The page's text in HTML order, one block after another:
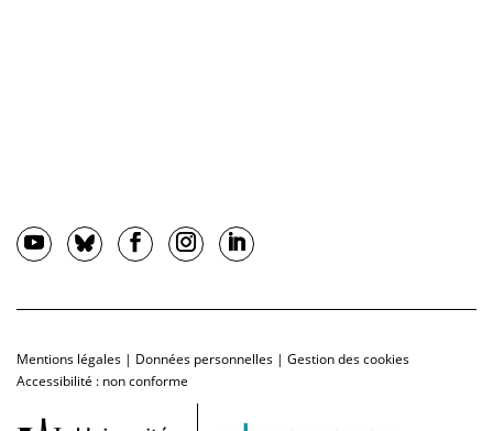
Mentions légales | Données personnelles | Gestion des cookies
Accessibilité : non conforme